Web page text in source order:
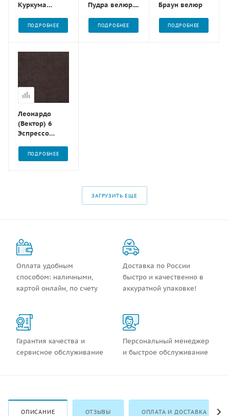
Куркума
ПОДРОБНЕЕ
Пудра велюр....
ПОДРОБНЕЕ
Браун велюр
ПОДРОБНЕЕ
Леонардо
(Вектор) 6
Эспрессо
ПОДРОБНЕЕ
ЗАГРУЗИТЬ ЕЩЕ
Оплата удобным
способом: наличными,
картой онлайн, по счету
Доставка по России
быстро и качественно в
аккуратной упаковке!
Гарантия качества и
сервисное обслуживание
Персональный менеджер
и быстрое обслуживание
ОПИСАНИЕ ОТЗЫВЫ ОПЛАТА И ДОСТАВКА